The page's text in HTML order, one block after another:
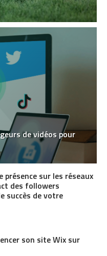
de vidéos pour
présence sur les réseaux
des followers
succès de votre
son site Wix sur